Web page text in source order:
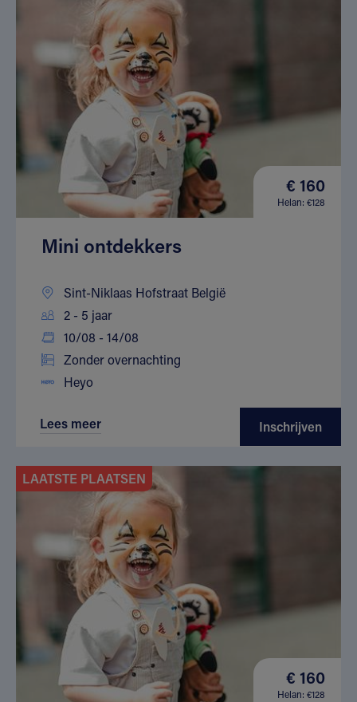
€ 160
Helan: €128
Mini ontdekkers
Sint-Niklaas Hofstraat België
2 - 5 jaar
10/08 - 14/08
Zonder overnachting
Heyo
Lees meer Inschrijven
LAATSTE PLAATSEN
€ 160
Helan: €128